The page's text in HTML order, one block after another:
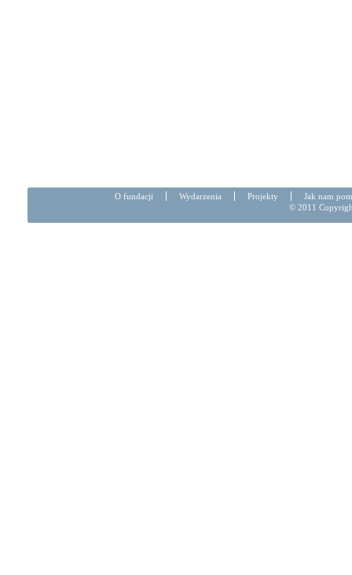
O fundacji Wydarzenia Projekty
Jak nam
© 2011